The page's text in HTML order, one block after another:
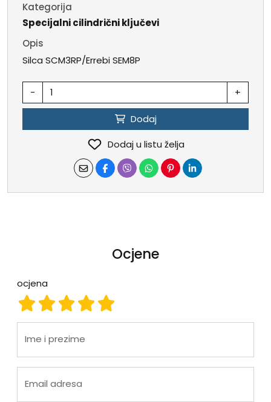
Kategorija
Specijalni cilindrični ključevi
Opis
Silca SCM3RP/Errebi SEM8P
- +
Dodaj
Dodaj u listu želja
Ocjene
ocjena
ocjena 5
ocjena 4
ocjena 3
ocjena 2
ocjena 1
Ime i prezime
Email adresa